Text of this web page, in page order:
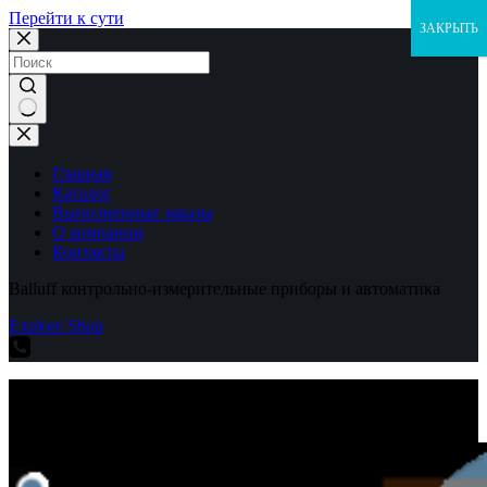
Перейти к сути
Ничего
не
найденоГлавная
Каталог
Выполненные заказы
О компании
Контакты
Balluff контрольно-измерительные приборы и автоматика
Explore Shop
ЗАКРЫТЬ